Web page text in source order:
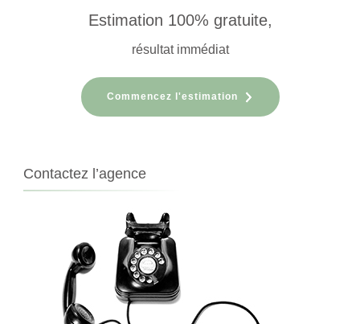
Estimation 100% gratuite,
résultat immédiat
Commencez l'estimation
Contactez l’agence